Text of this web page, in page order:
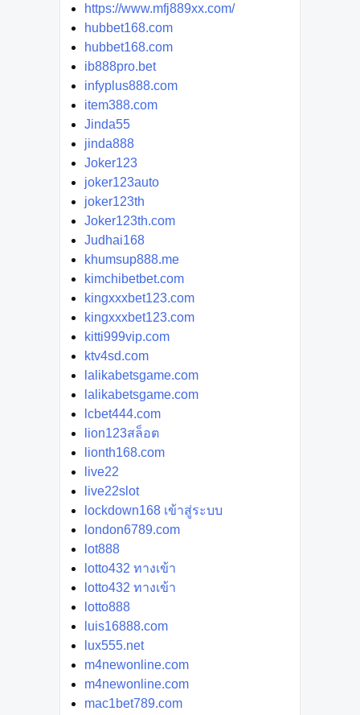
https://www.mfj889xx.com/
hubbet168.com
hubbet168.com
ib888pro.bet
infyplus888.com
item388.com
Jinda55
jinda888
Joker123
joker123auto
joker123th
Joker123th.com
Judhai168
khumsup888.me
kimchibetbet.com
kingxxxbet123.com
kingxxxbet123.com
kitti999vip.com
ktv4sd.com
lalikabetsgame.com
lalikabetsgame.com
lcbet444.com
lion123สล็อต
lionth168.com
live22
live22slot
lockdown168 เข้าสู่ระบบ
london6789.com
lot888
lotto432 ทางเข้า
lotto432 ทางเข้า
lotto888
luis16888.com
lux555.net
m4newonline.com
m4newonline.com
mac1bet789.com